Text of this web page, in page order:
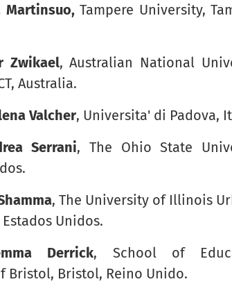
Martinsuo,Tampere University,
Zwikael, Australian National
Australia.
Valcher, Universita' di Padova,
Serrani, The Ohio State
, The University of Illinois
Unidos.
Derrick, School of
Bristol, Bristol, Reino Unido.